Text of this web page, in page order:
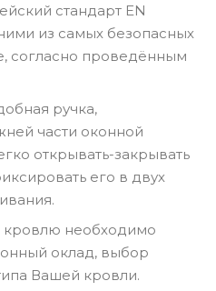
стандарт EN
из самых безопасных
согласно проведённым
ручка,
части оконной
открывать-закрывать
его в двух
кровлю необходимо
оклад, выбор
Вашей кровли.